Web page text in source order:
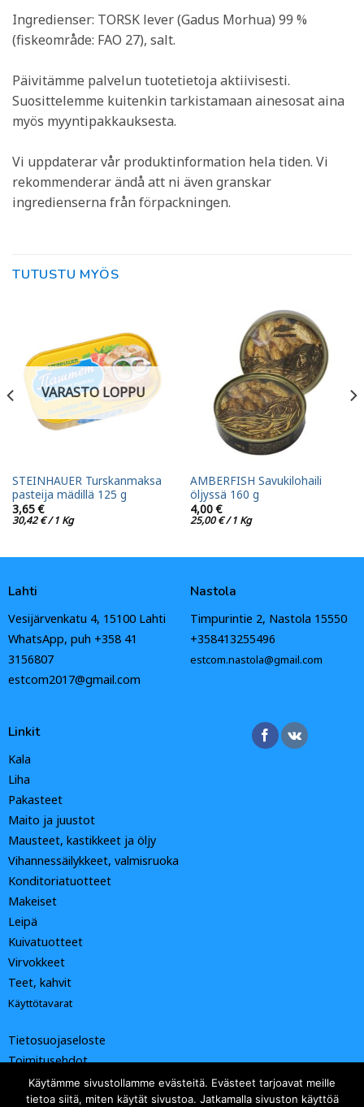
Ingredienser: TORSK lever (Gadus Morhua) 99 %
(fiskeområde: FAO 27), salt.
Päivitämme palvelun tuotetietoja aktiivisesti.
Suosittelemme kuitenkin tarkistamaan ainesosat aina
myös myyntipakkauksesta.
Vi uppdaterar vår produktinformation hela tiden. Vi
rekommenderar ändå att ni även granskar
ingredienserna från förpackningen.
TUTUSTU MYÖS
VARASTO LOPPU
STEINHAUER Turskanmaksa
pasteija mädillä 125 g
3,65€
30,42€/ 1 Kg
AMBERFISH Savukilohaili
öljyssä 160 g
4,00€
25,00€/ 1 Kg
Lahti
Vesijärvenkatu 4, 15100 Lahti
WhatsApp, puh +358 41
3156807
estcom2017@gmail.com
Nastola
Timpurintie 2, Nastola 15550
+358413255496
estcom.nastola@gmail.com
Linkit
Kala
Liha
Pakasteet
Maito ja juustot
Mausteet, kastikkeet ja öljy
Vihannessäilykkeet, valmisruoka
Konditoriatuotteet
Makeiset
Leipä
Kuivatuotteet
Virvokkeet
Teet, kahvit
Käyttötavarat
Tietosuojaseloste
Toimitusehdot
Käytämme sivustollamme evästeitä. Evästeet tarjoavat meille
tietoa siitä, miten käytät sivustoa. Jatkamalla sivuston käyttöä